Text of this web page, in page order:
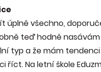
úplně všechno,
teď hodně
typ a že mám
říct. Na letní škole